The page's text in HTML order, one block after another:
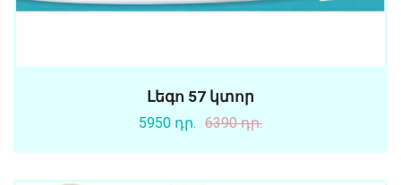
Լեգո 57 կտոր
5950 դր. 6390 դր.